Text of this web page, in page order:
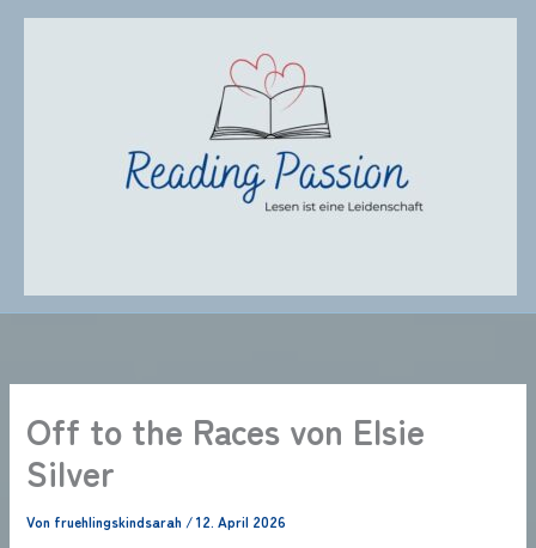
Zum
Off to the Races von Elsie
Silver
Von fruehlingskindsarah /12. April 2026